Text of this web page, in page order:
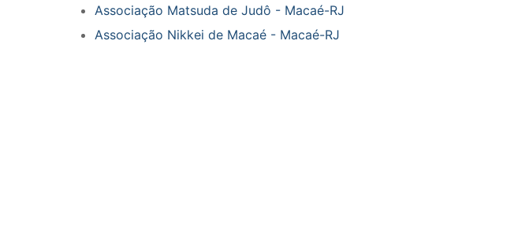
Associação Matsuda de Judô - Macaé-RJ
Associação Nikkei de Macaé - Macaé-RJ